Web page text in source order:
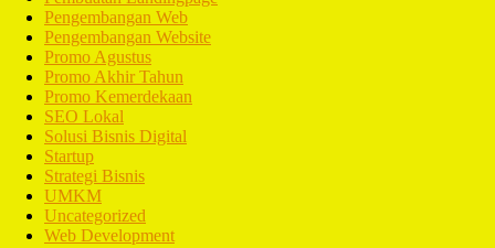
Pengembangan Web
Pengembangan Website
Promo Agustus
Promo Akhir Tahun
Promo Kemerdekaan
SEO Lokal
Solusi Bisnis Digital
Startup
Strategi Bisnis
UMKM
Uncategorized
Web Development